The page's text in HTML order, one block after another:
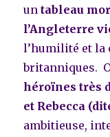
untableau
l’Angleterre
l’humilité et
britanniques.
héroïnes très
et Rebecca
ambitieuse,